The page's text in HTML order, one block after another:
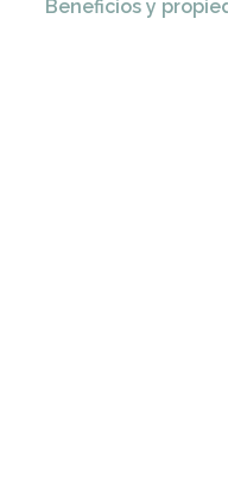
Beneficios y